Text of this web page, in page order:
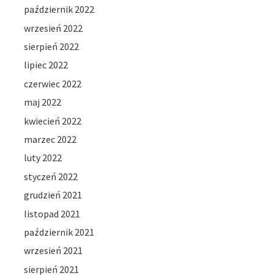
październik 2022
wrzesień 2022
sierpień 2022
lipiec 2022
czerwiec 2022
maj 2022
kwiecień 2022
marzec 2022
luty 2022
styczeń 2022
grudzień 2021
listopad 2021
październik 2021
wrzesień 2021
sierpień 2021